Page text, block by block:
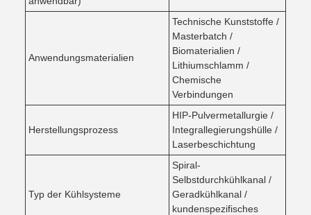
Anwendungsmaterialien
Technische Kunststoffe /
Masterbatch /
Biomaterialien /
Lithiumschlamm /
Chemische
Verbindungen
Herstellungsprozess
HIP-Pulvermetallurgie /
Integrallegierungshülle /
Laserbeschichtung
Typ der Kühlsysteme
Spiral-
Selbstdurchkühlkanal /
Geradkühlkanal /
kundenspezifisches